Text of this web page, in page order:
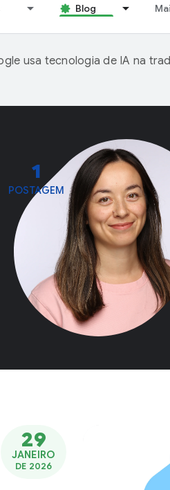
Blog
usa tecnologia de IA na
1
POSTAGEM
29
JANEIRO
DE 2026